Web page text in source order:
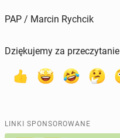
PAP / Marcin Rychcik
Dziękujemy za
LINKI SPONSOROWANE